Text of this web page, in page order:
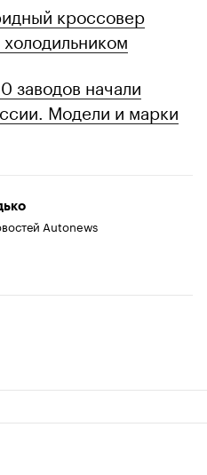
кроссовер
заводов начали
Модели и марки
Autonews